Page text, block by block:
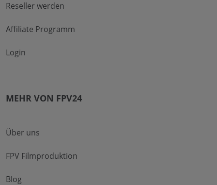
Reseller werden
Affiliate Programm
Login
MEHR VON FPV24
Über uns
FPV Filmproduktion
Blog